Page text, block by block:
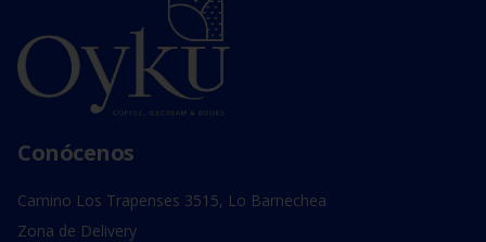
Conócenos
Camino Los Trapenses 3515, Lo Barnechea
Zona de Delivery